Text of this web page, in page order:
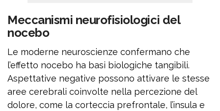
Meccanismi neurofisiologici del
nocebo
Le moderne neuroscienze confermano che
l’effetto nocebo ha basi biologiche tangibili.
Aspettative negative possono attivare le stesse
aree cerebrali coinvolte nella percezione del
dolore, come la corteccia prefrontale, l’insula e